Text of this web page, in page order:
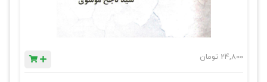
24,800 تومان